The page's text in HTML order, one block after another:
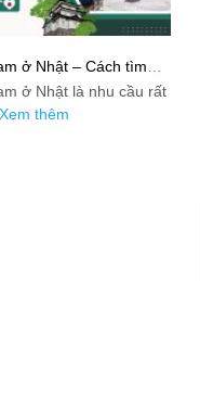
ở Nhật – Cách tìm
kiệm cho người xa quê
ở Nhật là nhu cầu rất
Xem thêm